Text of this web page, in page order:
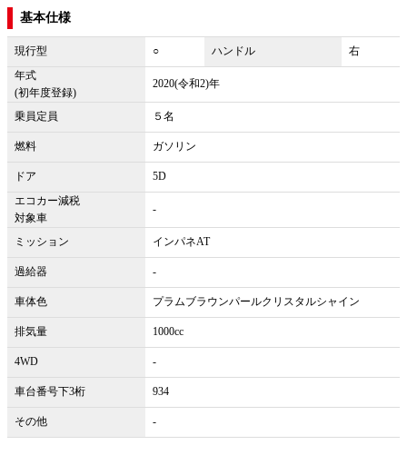
基本仕様
現行型 ○ ハンドル
右
年式
(初年度登録)
2020(令和2)年
乗員定員 ５名
燃料 ガソリン
ドア
5D
エコカー減税
対象車
-
ミッション インパネAT
過給器 -
車体色 プラムブラウンパールクリスタルシャイン
排気量 1000cc
4WD -
車台番号下3桁 934
その他 -